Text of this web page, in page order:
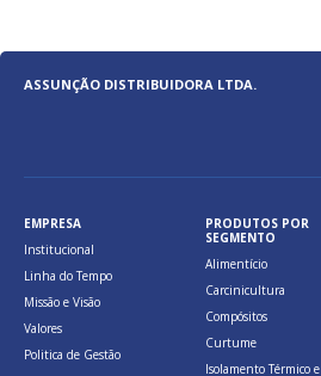
ASSUNÇÃO DISTRIBUIDORA LTDA.
EMPRESA
Institucional
Linha do Tempo
Missão e Visão
Valores
Politica de Gestão
PRODUTOS POR
SEGMENTO
Alimentício
Carcinicultura
Compósitos
Curtume
Isolamento Térmico e